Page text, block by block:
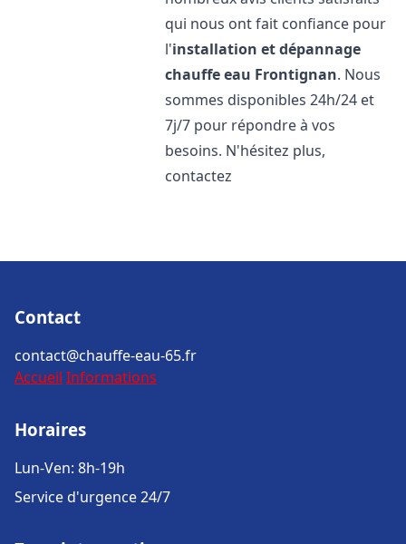
qui nous ont fait confiance pour
l'installation et dépannage
chauffe eau Frontignan. Nous
sommes disponibles 24h/24 et
7j/7 pour répondre à vos
besoins. N'hésitez plus,
contactez
Contact
contact@chauffe-eau-65.fr
Accueil Informations
Horaires
Lun-Ven: 8h-19h
Service d'urgence 24/7